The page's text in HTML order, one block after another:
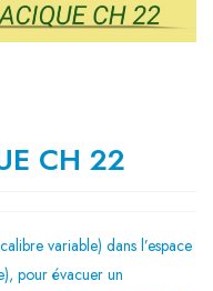
CH 22
variable) dans l’espace
pour évacuer un